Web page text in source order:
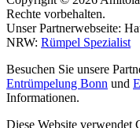
Rechte vorbehalten.
Unser Partnerwebseite:
NRW: Rümpel Spezialist
Besuchen Sie unsere
Entrümpelung Bonn und
Informationen.
Diese Website verwendet